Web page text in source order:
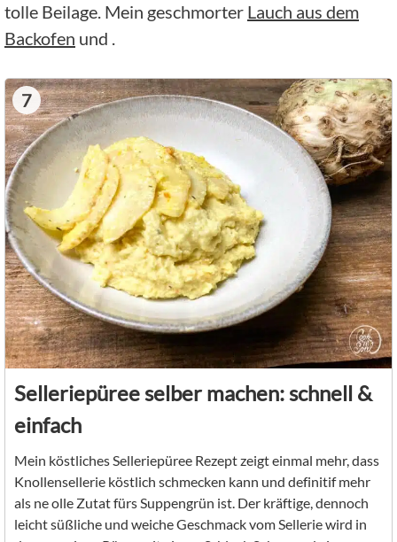
tolle Beilage. Mein geschmorter Lauch aus dem
Backofen und .
7
Selleriepüree selber machen: schnell &
einfach
Mein köstliches Selleriepüree Rezept zeigt einmal mehr, dass
Knollensellerie köstlich schmecken kann und definitif mehr
als ne olle Zutat fürs Suppengrün ist. Der kräftige, dennoch
leicht süßliche und weiche Geschmack vom Sellerie wird in